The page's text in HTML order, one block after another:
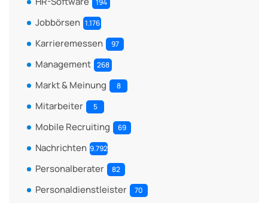
Jobbörsen 1.176
Karrieremessen 97
Management 268
Markt & Meinung 8
Mitarbeiter 5
Mobile Recruiting 69
Nachrichten 9.792
Personalberater 82
Personaldienstleister 70